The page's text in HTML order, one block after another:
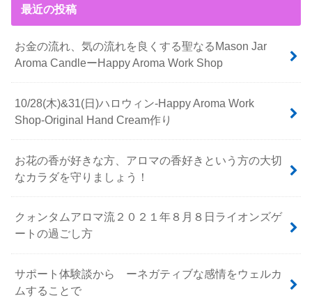
最近の投稿
お金の流れ、気の流れを良くする聖なるMason Jar
Aroma CandleーHappy Aroma Work Shop
10/28(木)&31(日)ハロウィン-Happy Aroma Work
Shop-Original Hand Cream作り
お花の香が好きな方、アロマの香好きという方の大切
なカラダを守りましょう！
クォンタムアロマ流２０２１年８月８日ライオンズゲ
ートの過ごし方
サポート体験談から ーネガティブな感情をウェルカ
ムすることで